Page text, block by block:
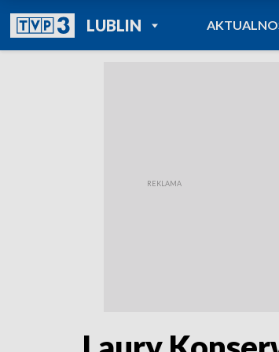
LUBLINPOWRÓT DO
TVP REGIONY